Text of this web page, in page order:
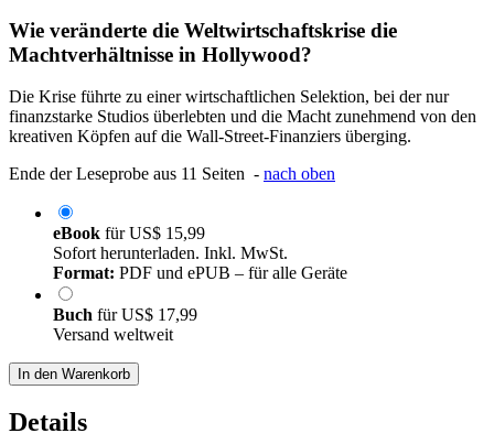
Wie veränderte die Weltwirtschaftskrise die
Machtverhältnisse in Hollywood?
Die Krise führte zu einer wirtschaftlichen Selektion, bei der nur
finanzstarke Studios überlebten und die Macht zunehmend von den
kreativen Köpfen auf die Wall-Street-Finanziers überging.
Ende der Leseprobe aus 11 Seiten - nach oben
eBook fürUS$ 15,99
Sofort herunterladen. Inkl. MwSt.
Format: PDF und ePUB – für alle Geräte
Buch fürUS$ 17,99
Versand weltweit
In den Warenkorb
Details